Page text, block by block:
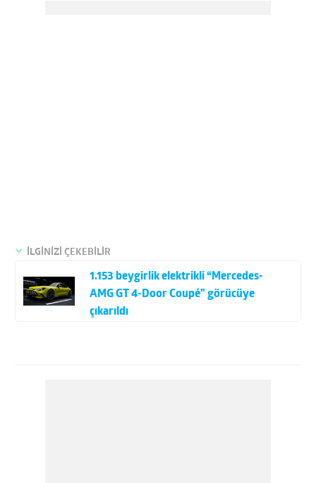
İLGİNİZİ ÇEKEBİLİR
1.153 beygirlik elektrikli “Mercedes-
AMG GT 4-Door Coupé” görücüye
çıkarıldı